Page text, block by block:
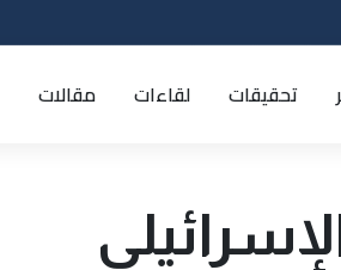
تحقيقات لقاءات مقالات